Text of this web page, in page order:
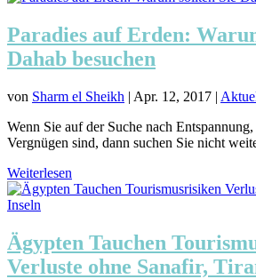
Paradies auf Erden:
Dahab besuchen
von Sharm el Sheikh | Apr. 12, 2017 |
Wenn Sie auf der Suche nach
Vergnügen sind, dann suchen Sie nicht
Weiterlesen
Ägypten Tauchen
Verluste ohne Sanafir,